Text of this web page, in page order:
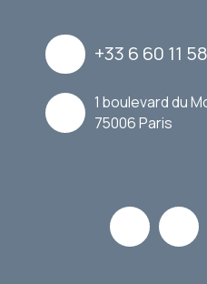
+33 6 60 11
1 boulevard du
75006 Paris